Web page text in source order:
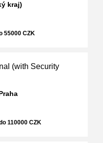
kraj)
55000 CZK
(with Security
110000 CZK